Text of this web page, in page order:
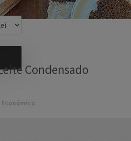
Condensado
Económico